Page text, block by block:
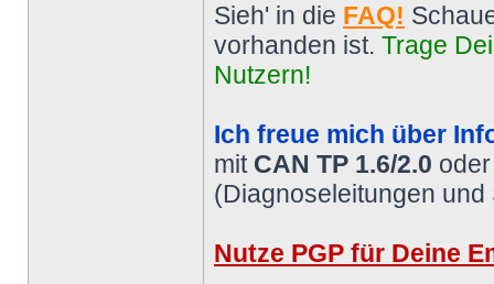
Sieh' in die FAQ!
vorhanden ist. Trage
Nutzern!
Ich freue mich über
mit CAN TP 1.6/2.0
(Diagnoseleitungen
Nutze PGP für Deine